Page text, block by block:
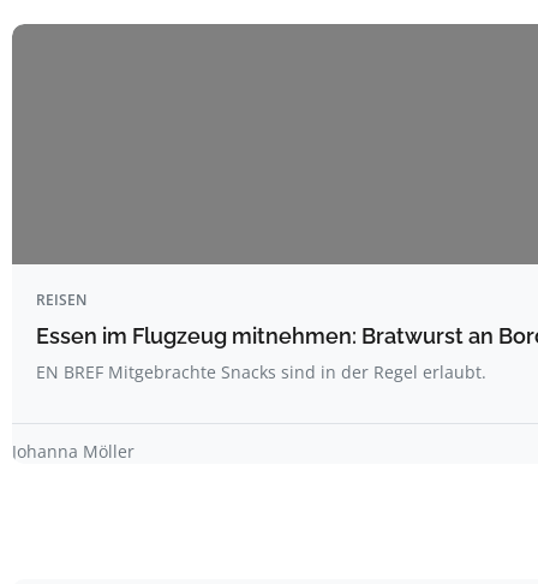
REISEN
Essen im Flugzeug mitnehmen: Bratwurst an
EN BREF Mitgebrachte Snacks sind in der Regel erlaubt.
Johanna Möller